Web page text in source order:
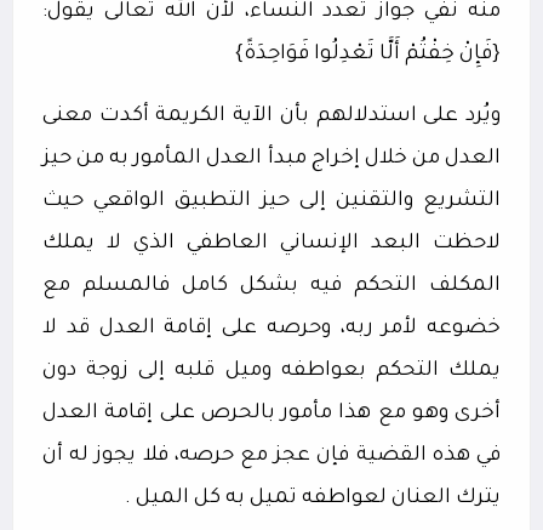
منه نفي جواز تعدد النساء، لأن الله تعالى يقول:
{فَإِنْ خِفْتُمْ أَلَّا تَعْدِلُوا فَوَاحِدَةً}
ويُرد على استدلالهم بأن الآية الكريمة أكدت معنى
العدل من خلال إخراج مبدأ العدل المأمور به من حيز
التشريع والتقنين إلى حيز التطبيق الواقعي حيث
لاحظت البعد الإنساني العاطفي الذي لا يملك
المكلف التحكم فيه بشكل كامل فالمسلم مع
خضوعه لأمر ربه، وحرصه على إقامة العدل قد لا
يملك التحكم بعواطفه وميل قلبه إلى زوجة دون
أخرى وهو مع هذا مأمور بالحرص على إقامة العدل
في هذه القضية فإن عجز مع حرصه، فلا يجوز له أن
يترك العنان لعواطفه تميل به كل الميل .